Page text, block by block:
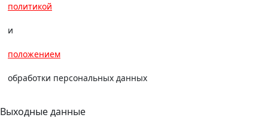
политикой
и
положением
обработки персональных данных
Выходные данные